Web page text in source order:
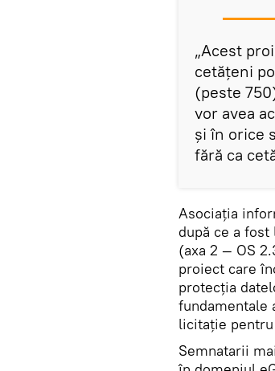
„Acest
cetățeni
(peste
vor avea
și în orice
fără ca
Asociația
după ce a
(axa 2 — OS
proiect care
protecția
fundamentale
licitație
Semnatarii